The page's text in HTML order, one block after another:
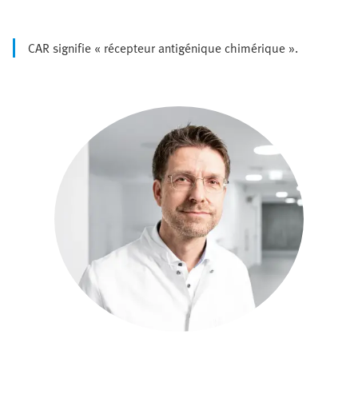
CAR signifie « récepteur antigénique chimérique ».